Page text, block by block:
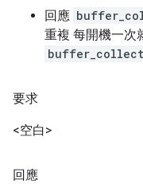
回應
重複 每開機一次
要求
<空白>
回應